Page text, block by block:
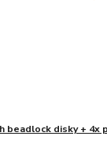
beadlock disky + 4x